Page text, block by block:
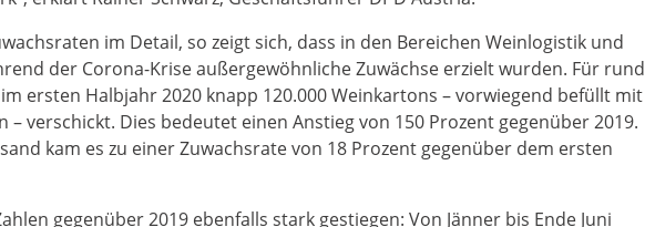
im Detail, so zeigt sich, dass in den Bereichen Weinlogistik und
der Corona-Krise außergewöhnliche Zuwächse erzielt wurden. Für rund
ersten Halbjahr 2020 knapp 120.000 Weinkartons – vorwiegend befüllt mit
– verschickt. Dies bedeutet einen Anstieg von 150 Prozent gegenüber 2019.
kam es zu einer Zuwachsrate von 18 Prozent gegenüber dem ersten
gegenüber 2019 ebenfalls stark gestiegen: Von Jänner bis Ende Juni